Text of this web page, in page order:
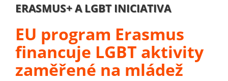
ERASMUS+ A LGBT INICIATIVA
EU program Erasmus
financuje LGBT aktivity
zaměřené na mládež